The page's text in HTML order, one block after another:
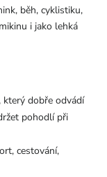
běh, cyklistiku,
i jako lehká
dobře odvádí
pohodlí při
cestování,